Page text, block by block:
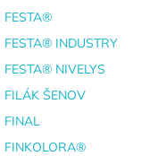
FESTA®
FESTA® INDUSTRY
FESTA® NIVELYS
FILÁK ŠENOV
FINAL
FINKOLORA®